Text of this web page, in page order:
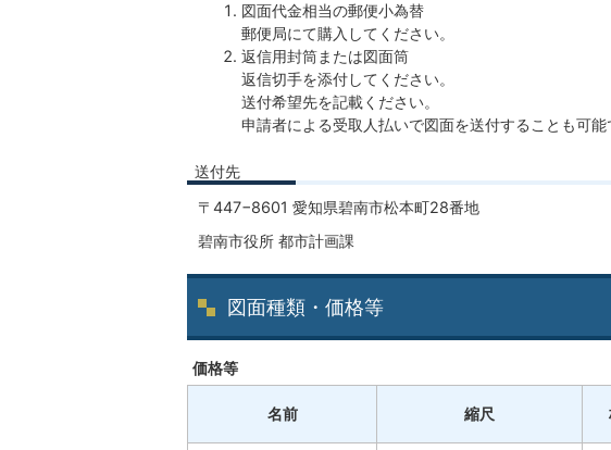
図面代金相当の郵便小為替
郵便局にて購入してください。
返信用封筒または図面筒
返信切手を添付してください。
送付希望先を記載ください。
申請者による受取人払いで図面を送付することも可能
送付先
〒447−8601 愛知県碧南市松本町28番地
碧南市役所 都市計画課
図面種類・価格等
価格等
名前 縮尺